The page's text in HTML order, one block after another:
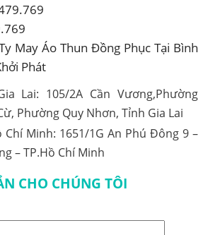
May Áo Thun Đồng Phục Tại Bình
Phát
Lai: 105/2A Cần Vương,Phường
Phường Quy Nhơn, Tỉnh Gia Lai
Minh: 1651/1G An Phú Đông 9 –
– TP.Hồ Chí Minh
CHO CHÚNG TÔI